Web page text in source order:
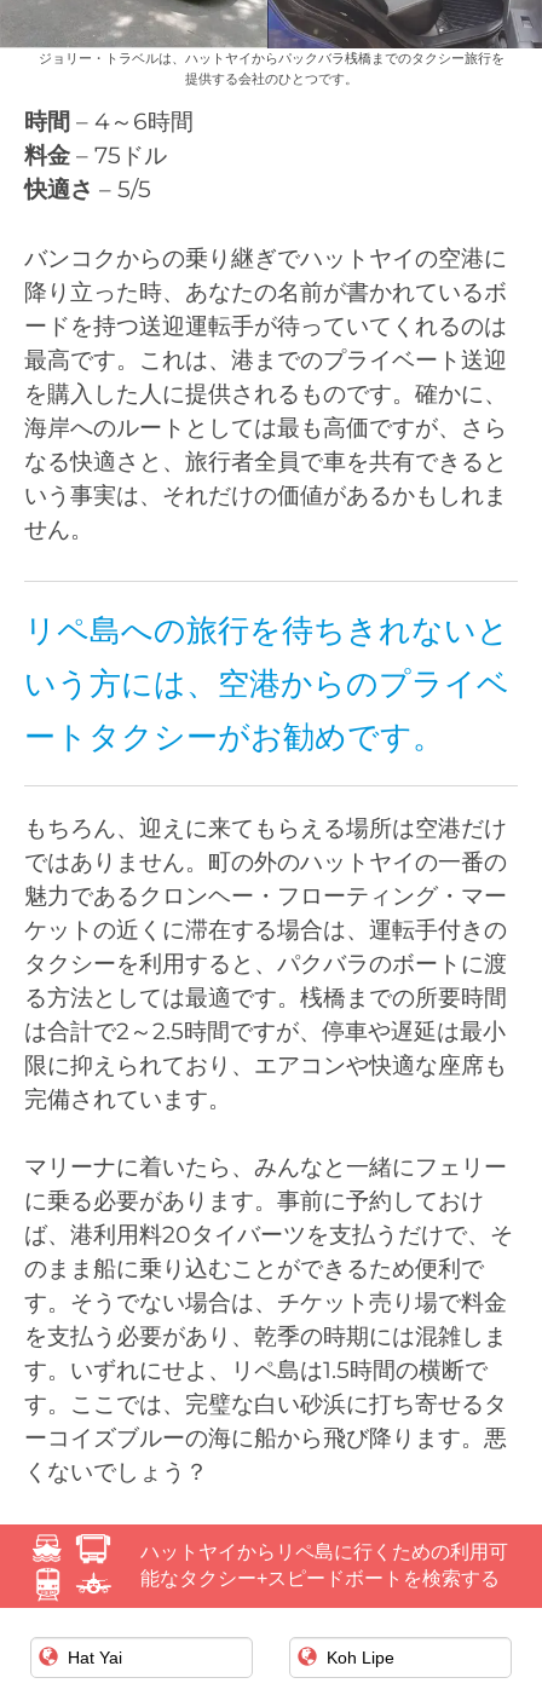
ジョリー・トラベルは、ハットヤイからパックバラ桟橋までのタクシー旅行を
提供する会社のひとつです。
時間 – 4～6時間
料金 – 75ドル
快適さ – 5/5
バンコクからの乗り継ぎでハットヤイの空港に
降り立った時、あなたの名前が書かれているボ
ードを持つ送迎運転手が待っていてくれるのは
最高です。これは、港までのプライベート送迎
を購入した人に提供されるものです。確かに、
海岸へのルートとしては最も高価ですが、さら
なる快適さと、旅行者全員で車を共有できると
いう事実は、それだけの価値があるかもしれま
せん。
リペ島への旅行を待ちきれないと
いう方には、空港からのプライベ
ートタクシーがお勧めです。
もちろん、迎えに来てもらえる場所は空港だけ
ではありません。町の外のハットヤイの一番の
魅力であるクロンヘー・フローティング・マー
ケットの近くに滞在する場合は、運転手付きの
タクシーを利用すると、パクバラのボートに渡
る方法としては最適です。桟橋までの所要時間
は合計で2～2.5時間ですが、停車や遅延は最小
限に抑えられており、エアコンや快適な座席も
完備されています。
マリーナに着いたら、みんなと一緒にフェリー
に乗る必要があります。事前に予約しておけ
ば、港利用料20タイバーツを支払うだけで、そ
のまま船に乗り込むことができるため便利で
す。そうでない場合は、チケット売り場で料金
を支払う必要があり、乾季の時期には混雑しま
す。いずれにせよ、リペ島は1.5時間の横断で
す。ここでは、完璧な白い砂浜に打ち寄せるタ
ーコイズブルーの海に船から飛び降ります。悪
くないでしょう？
ハットヤイからリペ島に行くための利用可
能なタクシー+スピードボートを検索する